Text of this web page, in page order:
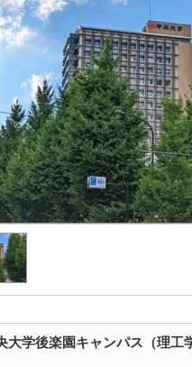
大学後楽園キャンパス（理工